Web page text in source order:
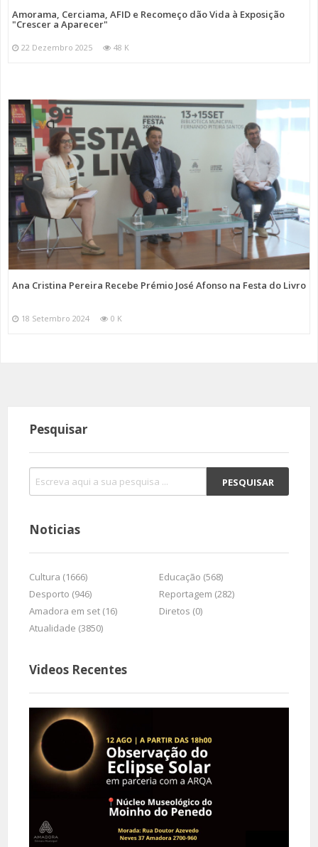
Amorama, Cerciama, AFID e Recomeço dão Vida à Exposição
"Crescer a Aparecer"
22 Dezembro 2025 48 K
Ana Cristina Pereira Recebe Prémio José Afonso na Festa do Livro
18 Setembro 2024 0 K
Pesquisar
Noticias
Cultura (1666)
Educação (568)
Desporto (946)
Reportagem (282)
Amadora em set (16)
Diretos (0)
Atualidade (3850)
Videos Recentes